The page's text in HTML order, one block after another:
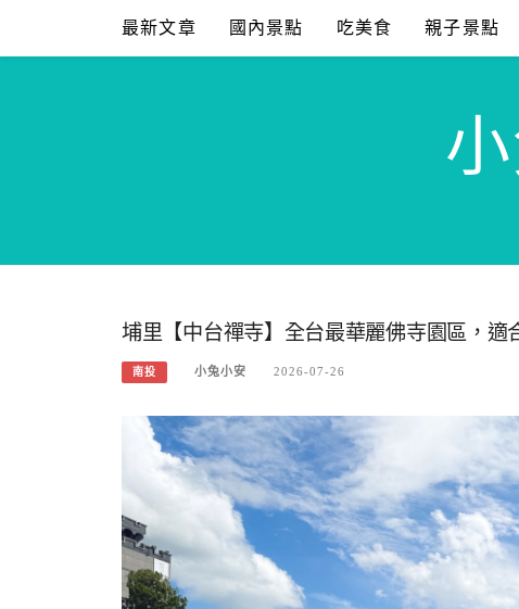
content
最新文章 國內景點 吃美食 親子景點
埔里【中台禪寺】全台最華麗佛寺園區，適
南投 小兔小安 2026-07-26